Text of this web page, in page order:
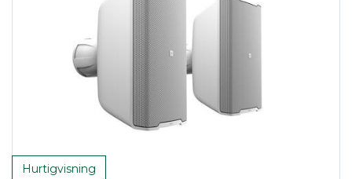
Hurtigvisning